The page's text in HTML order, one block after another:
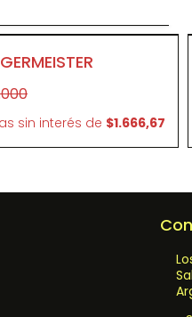
sin interés de $1.666,67